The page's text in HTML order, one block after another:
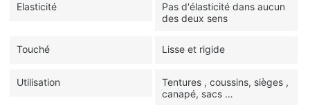
Elasticité
Pas d'élasticité dans aucun
des deux sens
Touché Lisse et rigide
Utilisation
Tentures , coussins, sièges ,
canapé, sacs …